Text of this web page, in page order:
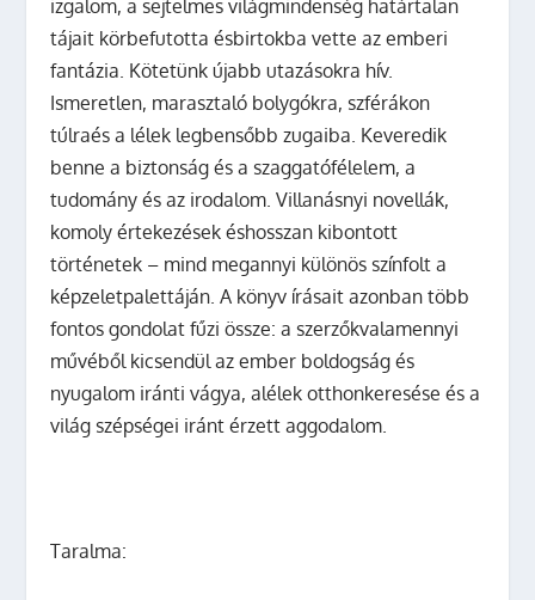
izgalom, a sejtelmes világmindenség határtalan
tájait körbefutotta ésbirtokba vette az emberi
fantázia. Kötetünk újabb utazásokra hív.
Ismeretlen, marasztaló bolygókra, szférákon
túlraés a lélek legbensőbb zugaiba. Keveredik
benne a biztonság és a szaggatófélelem, a
tudomány és az irodalom. Villanásnyi novellák,
komoly értekezések éshosszan kibontott
történetek – mind megannyi különös színfolt a
képzeletpalettáján. A könyv írásait azonban több
fontos gondolat fűzi össze: a szerzőkvalamennyi
művéből kicsendül az ember boldogság és
nyugalom iránti vágya, alélek otthonkeresése és a
világ szépségei iránt érzett aggodalom.
Taralma: